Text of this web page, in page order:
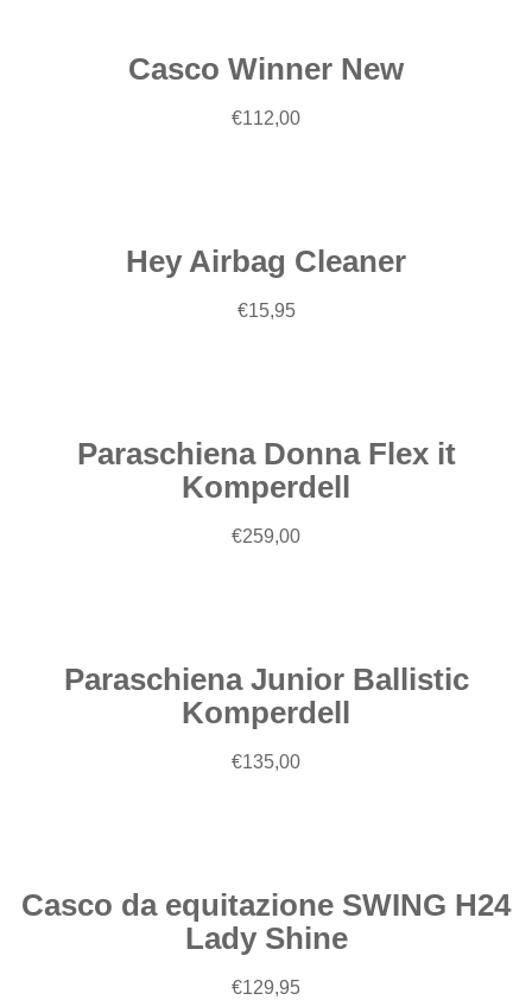
Casco Winner New
€112,00
Hey Airbag Cleaner
€15,95
Paraschiena Donna Flex it
Komperdell
€259,00
Paraschiena Junior Ballistic
Komperdell
€135,00
Casco da equitazione SWING H24
Lady Shine
€129,95